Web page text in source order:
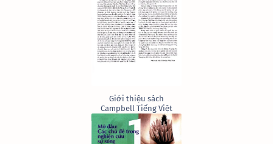
Giới thiệu sách
Campbell Tiếng Việt